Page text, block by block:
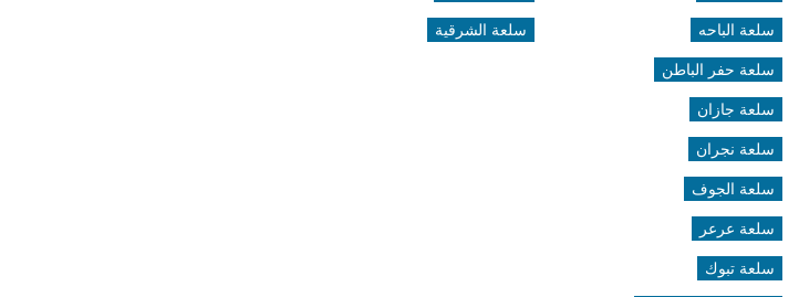
سلعة الباحه
سلعة حفر الباطن
سلعة جازان
سلعة نجران
سلعة الجوف
سلعة عرعر
سلعة تبوك
سلعة الشرقية